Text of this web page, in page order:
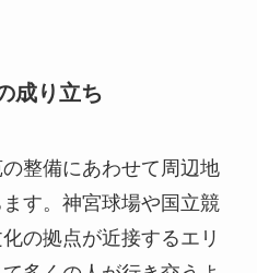
成り立ち
整備にあわせて周辺地
す。神宮球場や国立競
の拠点が近接するエリ